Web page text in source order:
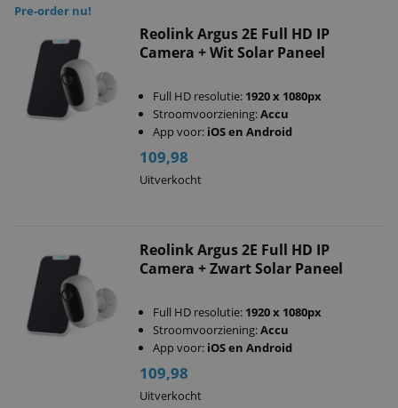
Pre-order nu!
Reolink Argus 2E Full HD IP
Camera + Wit Solar Paneel
Full HD resolutie: 1920 x 1080px
Stroomvoorziening:Accu
App voor: iOS en Android
109,98
Uitverkocht
Reolink Argus 2E Full HD IP
Camera + Zwart Solar Paneel
Full HD resolutie: 1920 x 1080px
Stroomvoorziening:Accu
App voor: iOS en Android
109,98
Uitverkocht